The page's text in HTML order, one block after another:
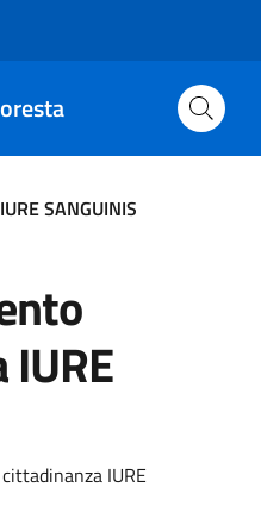
SANGUINIS
IURE